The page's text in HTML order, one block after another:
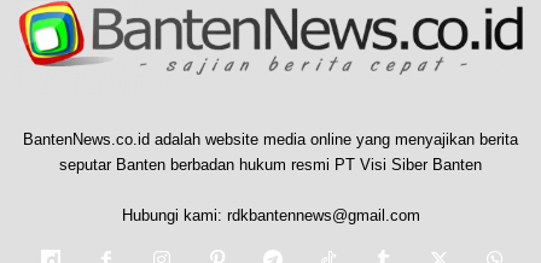
BantenNews.co.id adalah website media online yang menyajikan berita
seputar Banten berbadan hukum resmi PT Visi Siber Banten
Hubungi kami: rdkbantennews@gmail.com